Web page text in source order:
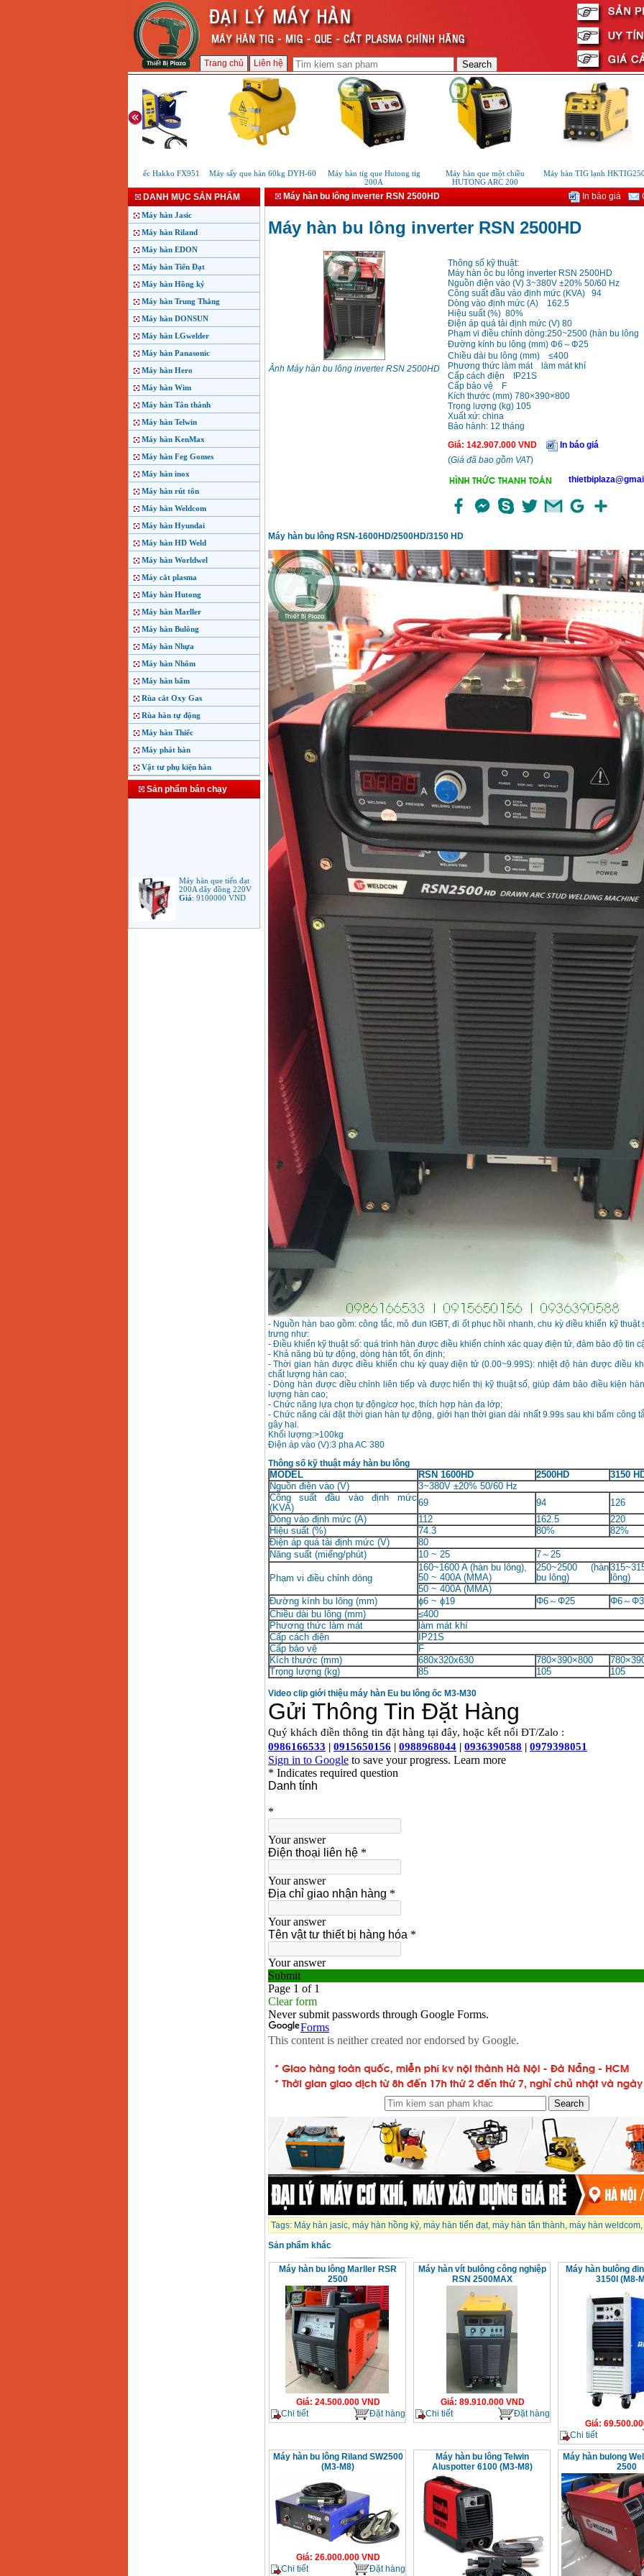
Trang chủ Liên hệ
Máy hàn thiếc Hakko FX951 Máy sấy que hàn 60kg DYH-60
Máy hàn tig que Hutong tig
200A
Máy hàn que một chiều
HUTONG ARC 200
Máy hàn TIG lạnh HKTIG250C
DANH MỤC SẢN PHẨM
Máy hàn Jasic
Máy hàn Riland
Máy hàn EDON
Máy hàn Tiến Đạt
Máy hàn Hồng ký
Máy hàn Trung Thắng
Máy hàn DONSUN
Máy hàn LGwelder
Máy hàn Panasonic
Máy hàn Hero
Máy hàn Wim
Máy hàn Tân thành
Máy hàn Telwin
Máy hàn KenMax
Máy hàn Feg Gomes
Máy hàn inox
Máy hàn rút tôn
Máy hàn Weldcom
Máy hàn Hyundai
Máy hàn HD Weld
Máy hàn Worldwel
Máy cắt plasma
Máy hàn Hutong
Máy hàn Marller
Máy hàn Bulông
Máy hàn Nhựa
Máy hàn Nhôm
Máy hàn bấm
Rùa cắt Oxy Gas
Rùa hàn tự động
Máy hàn Thiếc
Máy phát hàn
Vật tư phụ kiện hàn
Sản phẩm bán chạy
200A dây đồng 220V
Giá:9100000 VND
Máy hàn que điện tử
Máy hàn bu lông inverter RSN 2500HD In báo giá
Máy hàn bu lông inverter RSN 2500HD
Ảnh Máy hàn bu lông inverter RSN 2500HD
Thông số kỹ thuật:
Máy hàn ôc bu lông inverter RSN 2500HD
Nguồn điện vào (V) 3~380V ±20% 50/60 Hz
Công suất đầu vào định mức (KVA) 94
Dòng vào định mức (A) 162.5
Hiệu suất (%) 80%
Điện áp quá tải định mức (V) 80
Phạm vi điều chỉnh dòng:250~2500 (hàn bu lông
Đường kính bu lông (mm) Φ6～Φ25
Chiều dài bu lông (mm) ≤400
Phương thức làm mát làm mát khí
Cấp cách điện IP21S
Cấp bảo vệ F
Kích thước (mm) 780×390×800
Trọng lượng (kg) 105
Xuất xứ: china
Bảo hành: 12 tháng
Giá: 142.907.000VND
In báo giá
(Giá đã bao gồm VAT)
Máy hàn bu lông RSN-1600HD/2500HD/3150 HD
- Nguồn hàn bao gồm: công tắc, mô đun IGBT, đi ốt phục hồi nhanh, chu kỳ điều khiển kỹ thuật
trưng như:
- Điều khiển kỹ thuật số: quá trình hàn được điều khiển chính xác quay điện tử, đảm bảo độ tin
- Khả năng bù tự động, dòng hàn tốt, ổn định;
- Thời gian hàn được điều khiển chu kỳ quay điện tử (0.00~9.99S): nhiệt độ hàn được điều
chất lượng hàn cao;
- Dòng hàn được điều chỉnh liên tiếp và được hiển thị kỹ thuật số, giúp đảm bảo điều kiện
lượng hàn cao;
- Chức năng lựa chọn tự động/cơ học, thích hợp hàn đa lớp;
- Chức năng cài đặt thời gian hàn tự động, giới hạn thời gian dài nhất 9.99s sau khi bấm công
gây hại.
Khối lượng:>100kg
Điện áp vào (V):3 pha AC 380
Thông số kỹ thuật máy hàn bu lông
MODEL
RSN 1600HD 2500HD
3150
Nguồn điện vào (V)
3~380V ±20% 50/60 Hz
Công suất đầu vào định mức
(KVA)
69 94
126
Dòng vào định mức (A)
112 162.5
220
Hiệu suất (%)
74.3 80%
82%
Điện áp quá tải định mức (V)
80
Năng suất (miếng/phút)
10 ~ 25 7～25
Phạm vi điều chỉnh dòng
160~1600 A (hàn bu lông),
50 ~ 400A (MMA)
250~2500 (hàn
bu lông)
lông)
50 ~ 400A (MMA)
Đường kính bu lông (mm)
ɸ6 ~ ɸ19 Φ6～Φ25 Φ6～
Chiều dài bu lông (mm)
≤400
Phương thức làm mát
làm mát khí
Cấp cách điện
IP21S
Cấp bảo vệ
F
Kích thước (mm)
680x320x630 780×390×800
Trọng lượng (kg)
85 105 105
Video clip giới thiệu máy hàn Eu bu lông ốc M3-M30
Tags: Máy hàn jasic, máy hàn hồng ký, máy hàn tiến đạt, máy hàn tân thành, máy hàn weldcom,
Sản phẩm khác
Máy hàn bu lông Marller RSR
2500
Giá: 24.500.000VND
Chi tiết
Đặt hàng
Máy hàn vít bulông công nghiệp
RSN 2500MAX
Giá: 89.910.000VND
Chi tiết
Đặt hàng
Máy hàn bulông
3150I (M8-
Giá:
Chi tiết
Máy hàn bu lông Riland SW2500
(M3-M8)
Giá: 26.000.000VND
Chi tiết
Đặt hàng
Máy hàn bu lông Telwin
Aluspotter 6100 (M3-M8)
Máy hàn bulong
2500